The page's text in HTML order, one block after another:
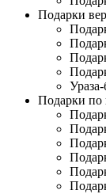
Подарки
Подарки по